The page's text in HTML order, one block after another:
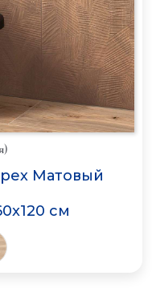
Матовый
см